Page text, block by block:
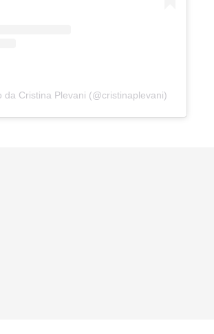
da Cristina Plevani (@cristinaplevani)